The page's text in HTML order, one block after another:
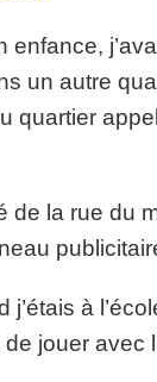
enfance,
un autre
quartier
de la rue du
j’étais à
de jouer avec